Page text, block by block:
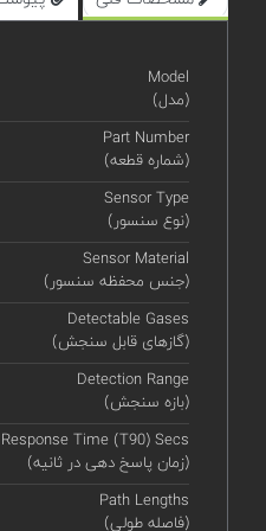
Model
(مدل)
Part Number
(شماره قطعه)
Sensor Type
(نوع سنسور)
Sensor Material
(جنس محفظه سنسور)
Detectable Gases
(گازهای قابل سنجش)
Detection Range
(بازه سنجش)
Response Time (T90) Secs
(زمان پاسخ دهی در ثانیه)
Path Lengths
(فاصله طولی)